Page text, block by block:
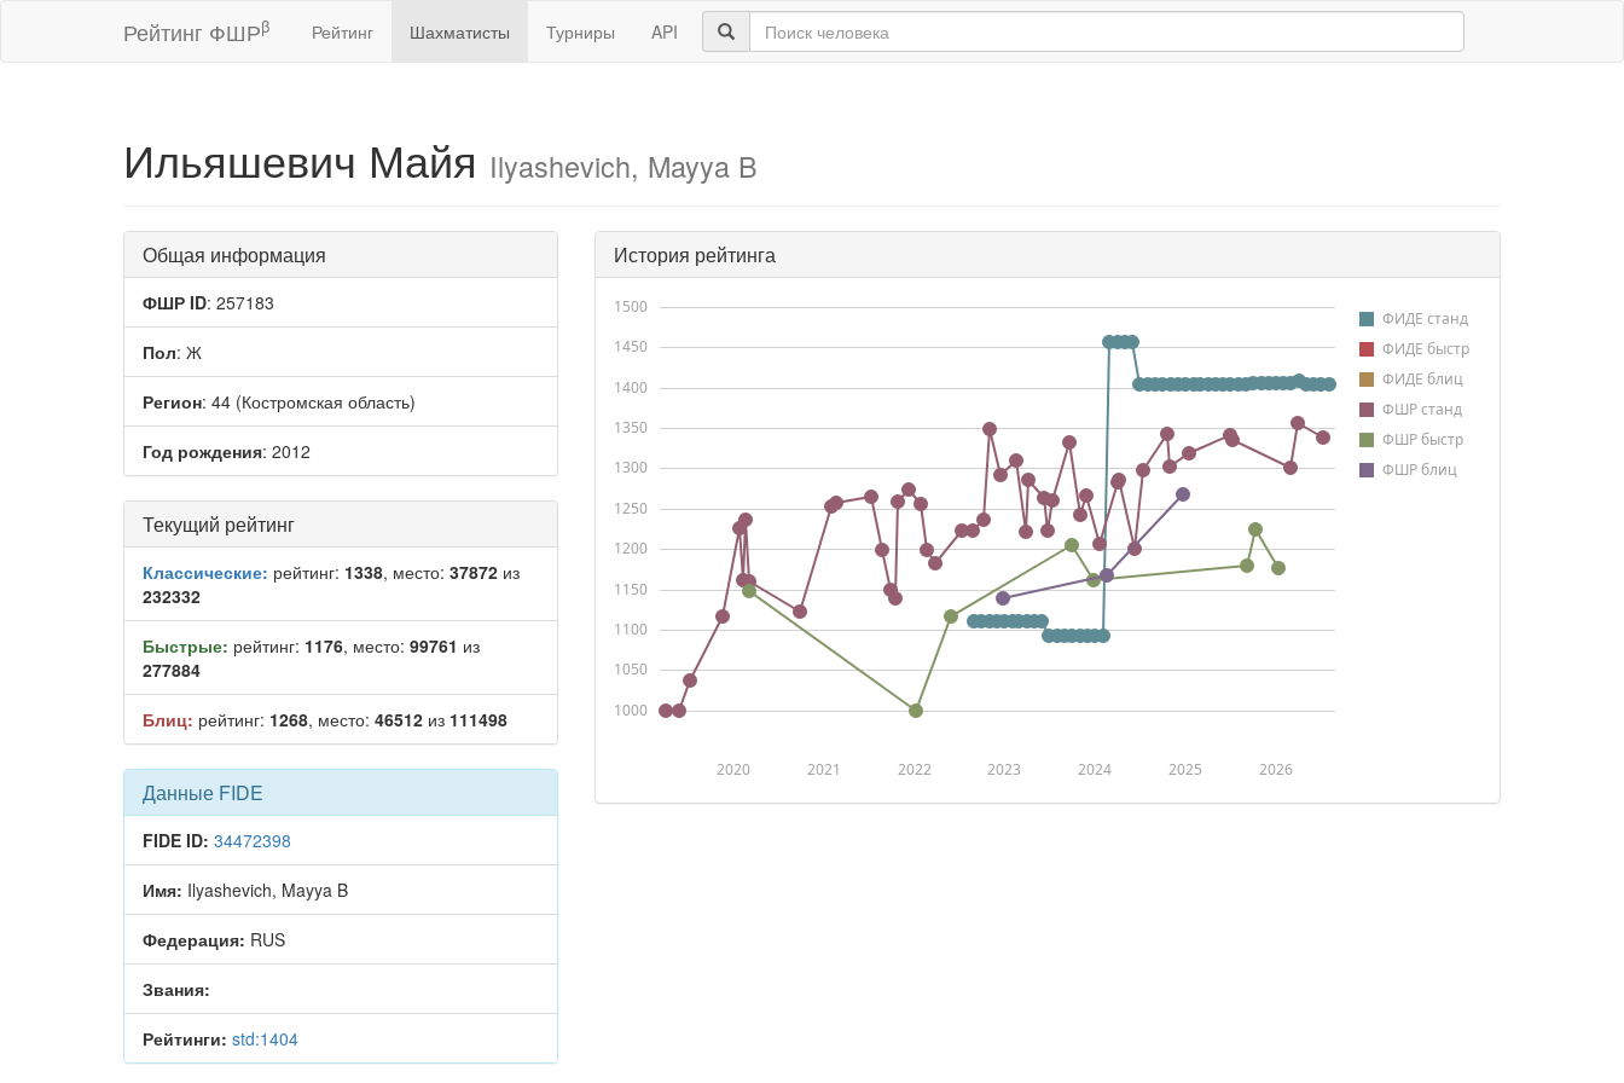
Рейтинг ФШРβ Рейтинг Шахматисты Турниры API
Ильяшевич Майя Ilyashevich, Mayya B
Общая информация
ФШР ID: 257183
Пол: Ж
Регион: 44 (Костромская область)
Год рождения: 2012
Текущий рейтинг
Классические: рейтинг: 1338, место: 37872 из
232332
Быстрые: рейтинг: 1176, место: 99761 из
277884
Блиц: рейтинг: 1268, место: 46512 из 111498
Данные FIDE
FIDE ID: 34472398
Имя: Ilyashevich, Mayya B
Федерация: RUS
Звания:
Рейтинги: std:1404
История рейтинга
ФИДЕ станд
ФИДЕ быстр
ФИДЕ блиц
ФШР станд
ФШР быстр
ФШР блиц
2020 2021 2022 2023 2024 2025 2026
1000
1050
1100
1150
1200
1250
1300
1350
1400
1450
1500